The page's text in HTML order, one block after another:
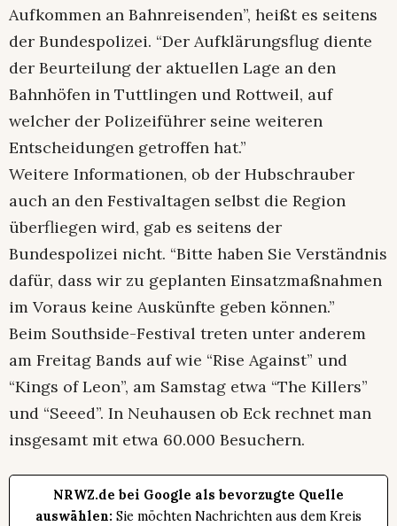
Aufkommen an Bahnreisenden”, heißt es seitens
der Bundespolizei. “Der Aufklärungsflug diente
der Beurteilung der aktuellen Lage an den
Bahnhöfen in Tuttlingen und Rottweil, auf
welcher der Polizeiführer seine weiteren
Entscheidungen getroffen hat.”
Weitere Informationen, ob der Hubschrauber
auch an den Festivaltagen selbst die Region
überfliegen wird, gab es seitens der
Bundespolizei nicht. “Bitte haben Sie Verständnis
dafür, dass wir zu geplanten Einsatzmaßnahmen
im Voraus keine Auskünfte geben können.”
Beim Southside-Festival treten unter anderem
am Freitag Bands auf wie “Rise Against” und
“Kings of Leon”, am Samstag etwa “The Killers”
und “Seeed”. In Neuhausen ob Eck rechnet man
insgesamt mit etwa 60.000 Besuchern.
NRWZ.de bei Google als bevorzugte Quelle
auswählen: Sie möchten Nachrichten aus dem Kreis